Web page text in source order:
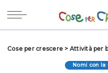
Cose per crescere > Attività per
Nomi con